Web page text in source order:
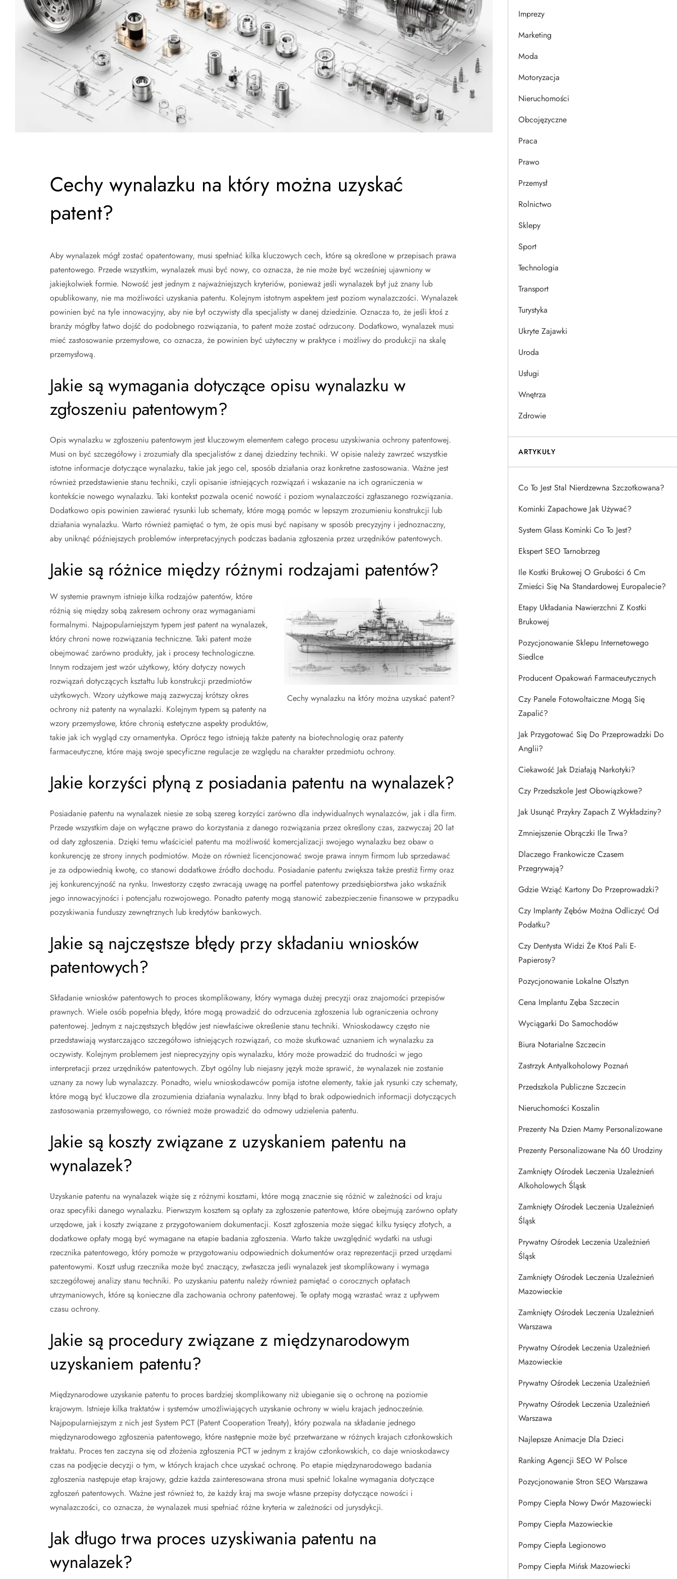
Cechy wynalazku na który można uzyskać
patent?
Aby wynalazek mógł zostać opatentowany, musi spełniać kilka kluczowych cech, które są określone w przepisach prawa
patentowego. Przede wszystkim, wynalazek musi być nowy, co oznacza, że nie może być wcześniej ujawniony w
jakiejkolwiek formie. Nowość jest jednym z najważniejszych kryteriów, ponieważ jeśli wynalazek był już znany lub
opublikowany, nie ma możliwości uzyskania patentu. Kolejnym istotnym aspektem jest poziom wynalazczości. Wynalazek
powinien być na tyle innowacyjny, aby nie był oczywisty dla specjalisty w danej dziedzinie. Oznacza to, że jeśli ktoś z
branży mógłby łatwo dojść do podobnego rozwiązania, to patent może zostać odrzucony. Dodatkowo, wynalazek musi
mieć zastosowanie przemysłowe, co oznacza, że powinien być użyteczny w praktyce i możliwy do produkcji na skalę
przemysłową.
Jakie są wymagania dotyczące opisu wynalazku w
zgłoszeniu patentowym?
Opis wynalazku w zgłoszeniu patentowym jest kluczowym elementem całego procesu uzyskiwania ochrony patentowej.
Musi on być szczegółowy i zrozumiały dla specjalistów z danej dziedziny techniki. W opisie należy zawrzeć wszystkie
istotne informacje dotyczące wynalazku, takie jak jego cel, sposób działania oraz konkretne zastosowania. Ważne jest
również przedstawienie stanu techniki, czyli opisanie istniejących rozwiązań i wskazanie na ich ograniczenia w
kontekście nowego wynalazku. Taki kontekst pozwala ocenić nowość i poziom wynalazczości zgłaszanego rozwiązania.
Dodatkowo opis powinien zawierać rysunki lub schematy, które mogą pomóc w lepszym zrozumieniu konstrukcji lub
działania wynalazku. Warto również pamiętać o tym, że opis musi być napisany w sposób precyzyjny i jednoznaczny,
aby uniknąć późniejszych problemów interpretacyjnych podczas badania zgłoszenia przez urzędników patentowych.
Jakie są różnice między różnymi rodzajami patentów?
Cechy wynalazku na który można uzyskać patent?
W systemie prawnym istnieje kilka rodzajów patentów, które
różnią się między sobą zakresem ochrony oraz wymaganiami
formalnymi. Najpopularniejszym typem jest patent na wynalazek,
który chroni nowe rozwiązania techniczne. Taki patent może
obejmować zarówno produkty, jak i procesy technologiczne.
Innym rodzajem jest wzór użytkowy, który dotyczy nowych
rozwiązań dotyczących kształtu lub konstrukcji przedmiotów
użytkowych. Wzory użytkowe mają zazwyczaj krótszy okres
ochrony niż patenty na wynalazki. Kolejnym typem są patenty na
wzory przemysłowe, które chronią estetyczne aspekty produktów,
takie jak ich wygląd czy ornamentyka. Oprócz tego istnieją także patenty na biotechnologię oraz patenty
farmaceutyczne, które mają swoje specyficzne regulacje ze względu na charakter przedmiotu ochrony.
Jakie korzyści płyną z posiadania patentu na wynalazek?
Posiadanie patentu na wynalazek niesie ze sobą szereg korzyści zarówno dla indywidualnych wynalazców, jak i dla firm.
Przede wszystkim daje on wyłączne prawo do korzystania z danego rozwiązania przez określony czas, zazwyczaj 20 lat
od daty zgłoszenia. Dzięki temu właściciel patentu ma możliwość komercjalizacji swojego wynalazku bez obaw o
konkurencję ze strony innych podmiotów. Może on również licencjonować swoje prawa innym firmom lub sprzedawać
je za odpowiednią kwotę, co stanowi dodatkowe źródło dochodu. Posiadanie patentu zwiększa także prestiż firmy oraz
jej konkurencyjność na rynku. Inwestorzy często zwracają uwagę na portfel patentowy przedsiębiorstwa jako wskaźnik
jego innowacyjności i potencjału rozwojowego. Ponadto patenty mogą stanowić zabezpieczenie finansowe w przypadku
pozyskiwania funduszy zewnętrznych lub kredytów bankowych.
Jakie są najczęstsze błędy przy składaniu wniosków
patentowych?
Składanie wniosków patentowych to proces skomplikowany, który wymaga dużej precyzji oraz znajomości przepisów
prawnych. Wiele osób popełnia błędy, które mogą prowadzić do odrzucenia zgłoszenia lub ograniczenia ochrony
patentowej. Jednym z najczęstszych błędów jest niewłaściwe określenie stanu techniki. Wnioskodawcy często nie
przedstawiają wystarczająco szczegółowo istniejących rozwiązań, co może skutkować uznaniem ich wynalazku za
oczywisty. Kolejnym problemem jest nieprecyzyjny opis wynalazku, który może prowadzić do trudności w jego
interpretacji przez urzędników patentowych. Zbyt ogólny lub niejasny język może sprawić, że wynalazek nie zostanie
uznany za nowy lub wynalazczy. Ponadto, wielu wnioskodawców pomija istotne elementy, takie jak rysunki czy schematy,
które mogą być kluczowe dla zrozumienia działania wynalazku. Inny błąd to brak odpowiednich informacji dotyczących
zastosowania przemysłowego, co również może prowadzić do odmowy udzielenia patentu.
Jakie są koszty związane z uzyskaniem patentu na
wynalazek?
Uzyskanie patentu na wynalazek wiąże się z różnymi kosztami, które mogą znacznie się różnić w zależności od kraju
oraz specyfiki danego wynalazku. Pierwszym kosztem są opłaty za zgłoszenie patentowe, które obejmują zarówno opłaty
urzędowe, jak i koszty związane z przygotowaniem dokumentacji. Koszt zgłoszenia może sięgać kilku tysięcy złotych, a
dodatkowe opłaty mogą być wymagane na etapie badania zgłoszenia. Warto także uwzględnić wydatki na usługi
rzecznika patentowego, który pomoże w przygotowaniu odpowiednich dokumentów oraz reprezentacji przed urzędami
patentowymi. Koszt usług rzecznika może być znaczący, zwłaszcza jeśli wynalazek jest skomplikowany i wymaga
szczegółowej analizy stanu techniki. Po uzyskaniu patentu należy również pamiętać o corocznych opłatach
utrzymaniowych, które są konieczne dla zachowania ochrony patentowej. Te opłaty mogą wzrastać wraz z upływem
czasu ochrony.
Jakie są procedury związane z międzynarodowym
uzyskaniem patentu?
Międzynarodowe uzyskanie patentu to proces bardziej skomplikowany niż ubieganie się o ochronę na poziomie
krajowym. Istnieje kilka traktatów i systemów umożliwiających uzyskanie ochrony w wielu krajach jednocześnie.
Najpopularniejszym z nich jest System PCT (Patent Cooperation Treaty), który pozwala na składanie jednego
międzynarodowego zgłoszenia patentowego, które następnie może być przetwarzane w różnych krajach członkowskich
traktatu. Proces ten zaczyna się od złożenia zgłoszenia PCT w jednym z krajów członkowskich, co daje wnioskodawcy
czas na podjęcie decyzji o tym, w których krajach chce uzyskać ochronę. Po etapie międzynarodowego badania
zgłoszenia następuje etap krajowy, gdzie każda zainteresowana strona musi spełnić lokalne wymagania dotyczące
zgłoszeń patentowych. Ważne jest również to, że każdy kraj ma swoje własne przepisy dotyczące nowości i
wynalazczości, co oznacza, że wynalazek musi spełniać różne kryteria w zależności od jurysdykcji.
Jak długo trwa proces uzyskiwania patentu na
wynalazek?
Imprezy
Marketing
Moda
Motoryzacja
Nieruchomości
Obcojęzyczne
Praca
Prawo
Przemysł
Rolnictwo
Sklepy
Sport
Technologia
Transport
Turystyka
Ukryte Zajawki
Uroda
Usługi
Wnętrza
Zdrowie
ARTYKUŁY
Co To Jest Stal Nierdzewna Szczotkowana?
Kominki Zapachowe Jak Używać?
System Glass Kominki Co To Jest?
Ekspert SEO Tarnobrzeg
Ile Kostki Brukowej O Grubości 6 Cm
Zmieści Się Na Standardowej Europalecie?
Etapy Układania Nawierzchni Z Kostki
Brukowej
Pozycjonowanie Sklepu Internetowego
Siedlce
Producent Opakowań Farmaceutycznych
Czy Panele Fotowoltaiczne Mogą Się
Zapalić?
Jak Przygotować Się Do Przeprowadzki Do
Anglii?
Ciekawość Jak Działają Narkotyki?
Czy Przedszkole Jest Obowiązkowe?
Jak Usunąć Przykry Zapach Z Wykładziny?
Zmniejszenie Obrączki Ile Trwa?
Dlaczego Frankowicze Czasem
Przegrywają?
Gdzie Wziąć Kartony Do Przeprowadzki?
Czy Implanty Zębów Można Odliczyć Od
Podatku?
Czy Dentysta Widzi Że Ktoś Pali E-
Papierosy?
Pozycjonowanie Lokalne Olsztyn
Cena Implantu Zęba Szczecin
Wyciągarki Do Samochodów
Biura Notarialne Szczecin
Zastrzyk Antyalkoholowy Poznań
Przedszkola Publiczne Szczecin
Nieruchomości Koszalin
Prezenty Na Dzien Mamy Personalizowane
Prezenty Personalizowane Na 60 Urodziny
Zamknięty Ośrodek Leczenia Uzależnień
Alkoholowych Śląsk
Zamknięty Ośrodek Leczenia Uzależnień
Śląsk
Prywatny Ośrodek Leczenia Uzależnień
Śląsk
Zamknięty Ośrodek Leczenia Uzależnień
Mazowieckie
Zamknięty Ośrodek Leczenia Uzależnień
Warszawa
Prywatny Ośrodek Leczenia Uzależnień
Mazowieckie
Prywatny Ośrodek Leczenia Uzależnień
Prywatny Ośrodek Leczenia Uzależnień
Warszawa
Najlepsze Animacje Dla Dzieci
Ranking Agencji SEO W Polsce
Pozycjonowanie Stron SEO Warszawa
Pompy Ciepła Nowy Dwór Mazowiecki
Pompy Ciepła Mazowieckie
Pompy Ciepła Legionowo
Pompy Ciepła Mińsk Mazowiecki